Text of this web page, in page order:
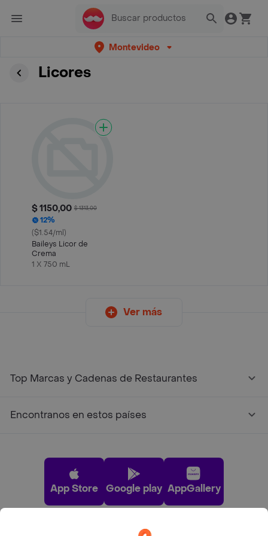
Montevideo
Licores
$ 1150,00 $ 1313,00
12%
($1.54/ml)
Baileys Licor de
Crema
1 X 750 mL
Ver más
Top Marcas y Cadenas de Restaurantes
Encontranos en estos países
App Store Google play AppGallery